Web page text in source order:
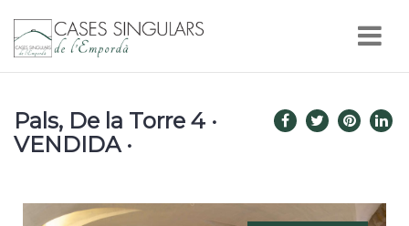
Pals, De la Torre 4 ·
VENDIDA ·